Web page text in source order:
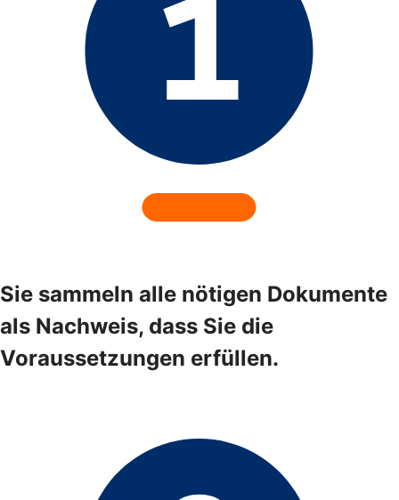
Sie sammeln alle nötigen Dokumente
als Nachweis, dass Sie die
Voraussetzungen erfüllen.